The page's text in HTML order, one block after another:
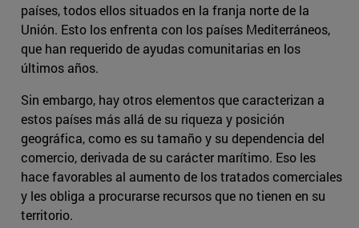
países, todos ellos situados en la franja norte de la
Unión. Esto los enfrenta con los países Mediterráneos,
que han requerido de ayudas comunitarias en los
últimos años.
Sin embargo, hay otros elementos que caracterizan a
estos países más allá de su riqueza y posición
geográfica, como es su tamaño y su dependencia del
comercio, derivada de su carácter marítimo. Eso les
hace favorables al aumento de los tratados comerciales
y les obliga a procurarse recursos que no tienen en su
territorio.